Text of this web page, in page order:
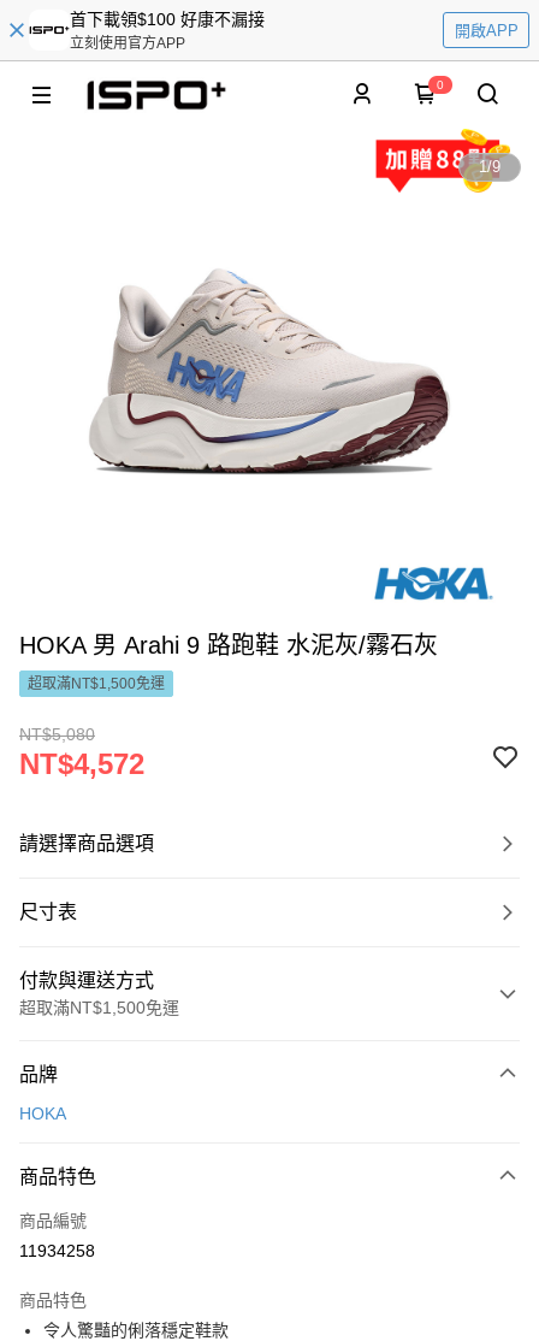
首下載領$100 好康不漏接
立刻使用官方APP
開啟APP
0
1/9
HOKA 男 Arahi 9 路跑鞋 水泥灰/霧石灰
超取滿NT$1,500免運
NT$5,080
NT$4,572
請選擇商品選項
尺寸表
付款與運送方式
超取滿NT$1,500免運
信用卡一次付款
Apple Pay
悠遊付
7-11取貨(快速到店)
品牌
HOKA
商品特色
商品編號
11934258
商品特色
令人驚豔的俐落穩定鞋款